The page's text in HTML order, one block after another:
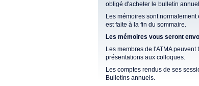
obligé d'acheter le bulletin
Les mémoires sont
est faite à la fin du sommaire.
Les mémoires vous seront
Les membres de l'ATMA
présentations aux colloques.
Les comptes rendus de ses
Bulletins annuels.